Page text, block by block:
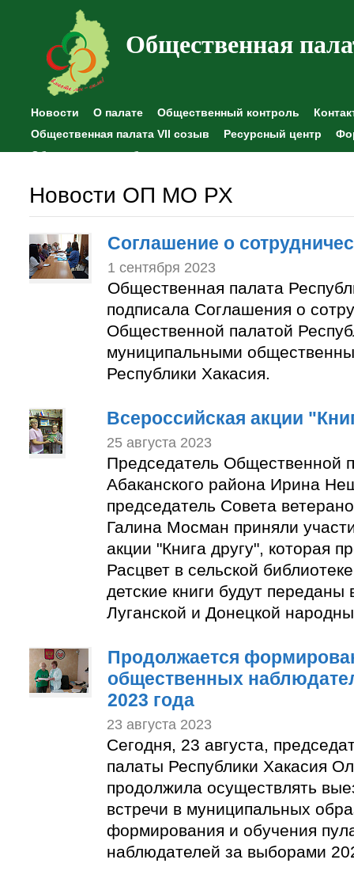
Общественная
Новости О палате Общественный контроль
Общественная палата VII созыв
Ресурсный центр
Общественные наблюдения
Новости ОП МО РХ
Соглашение о
1 сентября 2023
Общественная палата
подписала Соглашения о
Общественной палатой
муниципальными
Республики Хакасия.
Всероссийская акции
25 августа 2023
Председатель Общественной
Абаканского района Ирина
председатель Совета
Галина Мосман приняли
акции "Книга другу", которая
Расцвет в сельской
детские книги будут переданы
Луганской и Донецкой
Продолжается
общественных
2023 года
23 августа 2023
Сегодня, 23 августа,
палаты Республики Хакасия
продолжила осуществлять
встречи в муниципальных
формирования и обучения
наблюдателей за выборами